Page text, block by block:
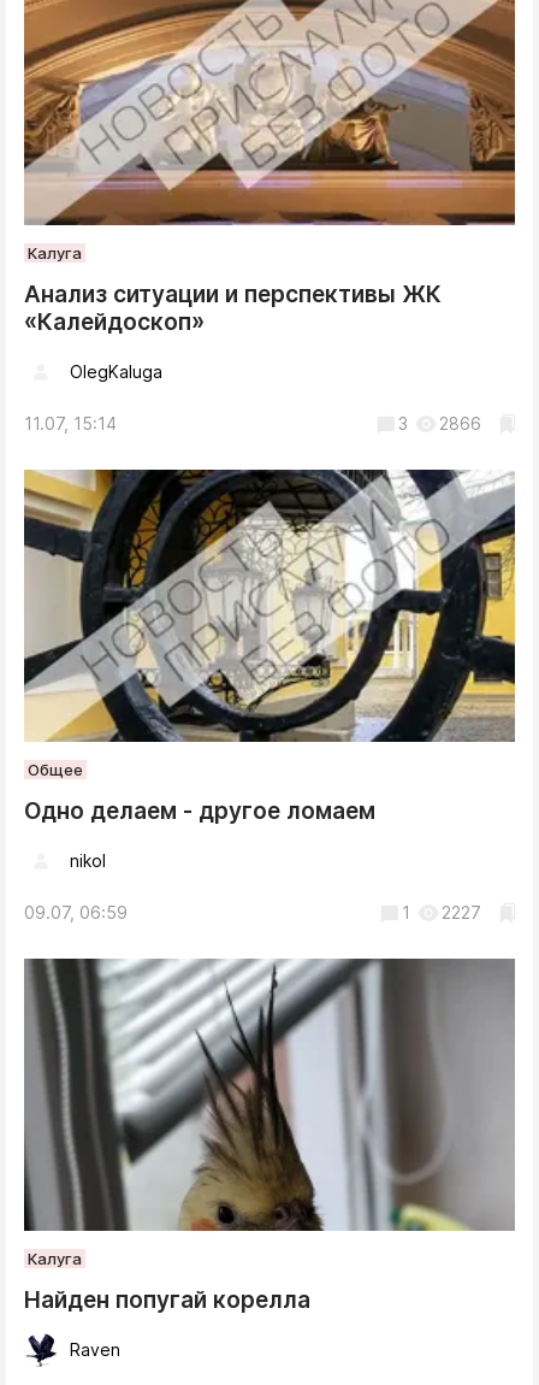
Калуга
Анализ ситуации и перспективы ЖК
«Калейдоскоп»
OlegKaluga
11.07, 15:14 3 2866
Общее
Одно делаем - другое ломаем
nikol
09.07, 06:59 1 2227
Калуга
Найден попугай корелла
Raven